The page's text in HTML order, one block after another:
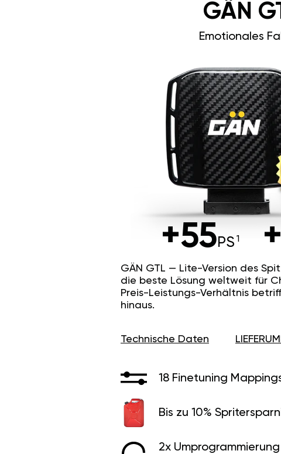
GÄN
Emotionales
+55 PS
GÄN GTL — Lite-Version des
die beste Lösung weltweit für
Preis-Leistungs-Verhältnis
hinaus.
Technische Daten
18 Finetuning
Bis zu 10%
2x